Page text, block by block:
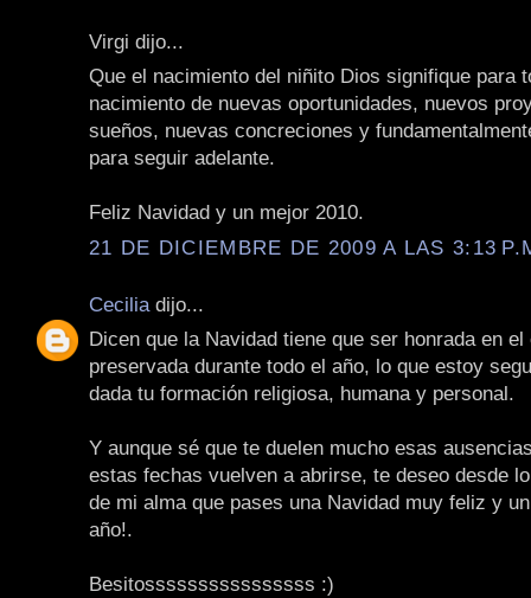
Virgi dijo...
Que el nacimiento del niñito Dios signifique para
nacimiento de nuevas oportunidades, nuevos
sueños, nuevas concreciones y
para seguir adelante.
Feliz Navidad y un mejor 2010.
21 DE DICIEMBRE DE 2009 A LAS 3:13
Cecilia dijo...
Dicen que la Navidad tiene que ser honrada en
preservada durante todo el año, lo que estoy
dada tu formación religiosa, humana y personal.
Y aunque sé que te duelen mucho esas
estas fechas vuelven a abrirse, te deseo desde
de mi alma que pases una Navidad muy feliz y
año!.
Besitossssssssssssssss :)